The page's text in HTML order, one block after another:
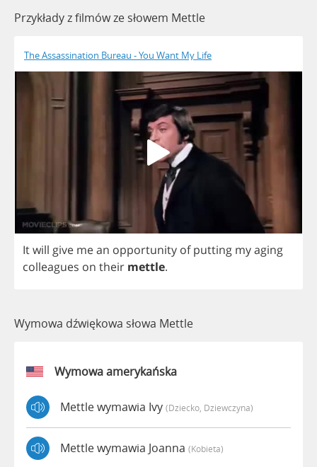
Przykłady z filmów ze słowem Mettle
The Assassination Bureau - You Want My Life
Itwill give mean opportunity of putting myaging
colleagues on their mettle.
Wymowa dźwiękowa słowa Mettle
Wymowa amerykańska
Mettle wymawia Ivy (dziecko, Dziewczyna)
Mettle wymawia Joanna (kobieta)